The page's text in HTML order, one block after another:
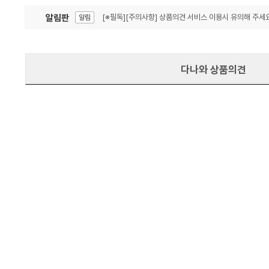
알림판 알림 [※필독][주의사항] 상품의견 서비스 이용시 유의해 주세
다나와 상품의견